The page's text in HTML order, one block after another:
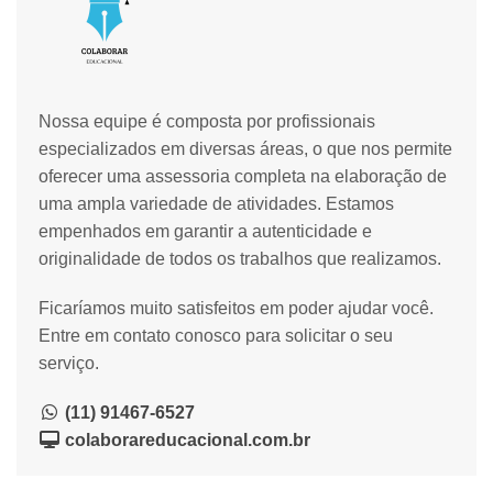
Nossa equipe é composta por profissionais
especializados em diversas áreas, o que nos permite
oferecer uma assessoria completa na elaboração de
uma ampla variedade de atividades. Estamos
empenhados em garantir a autenticidade e
originalidade de todos os trabalhos que realizamos.
Ficaríamos muito satisfeitos em poder ajudar você.
Entre em contato conosco para solicitar o seu
serviço.
(11) 91467-6527
colaborareducacional.com.br